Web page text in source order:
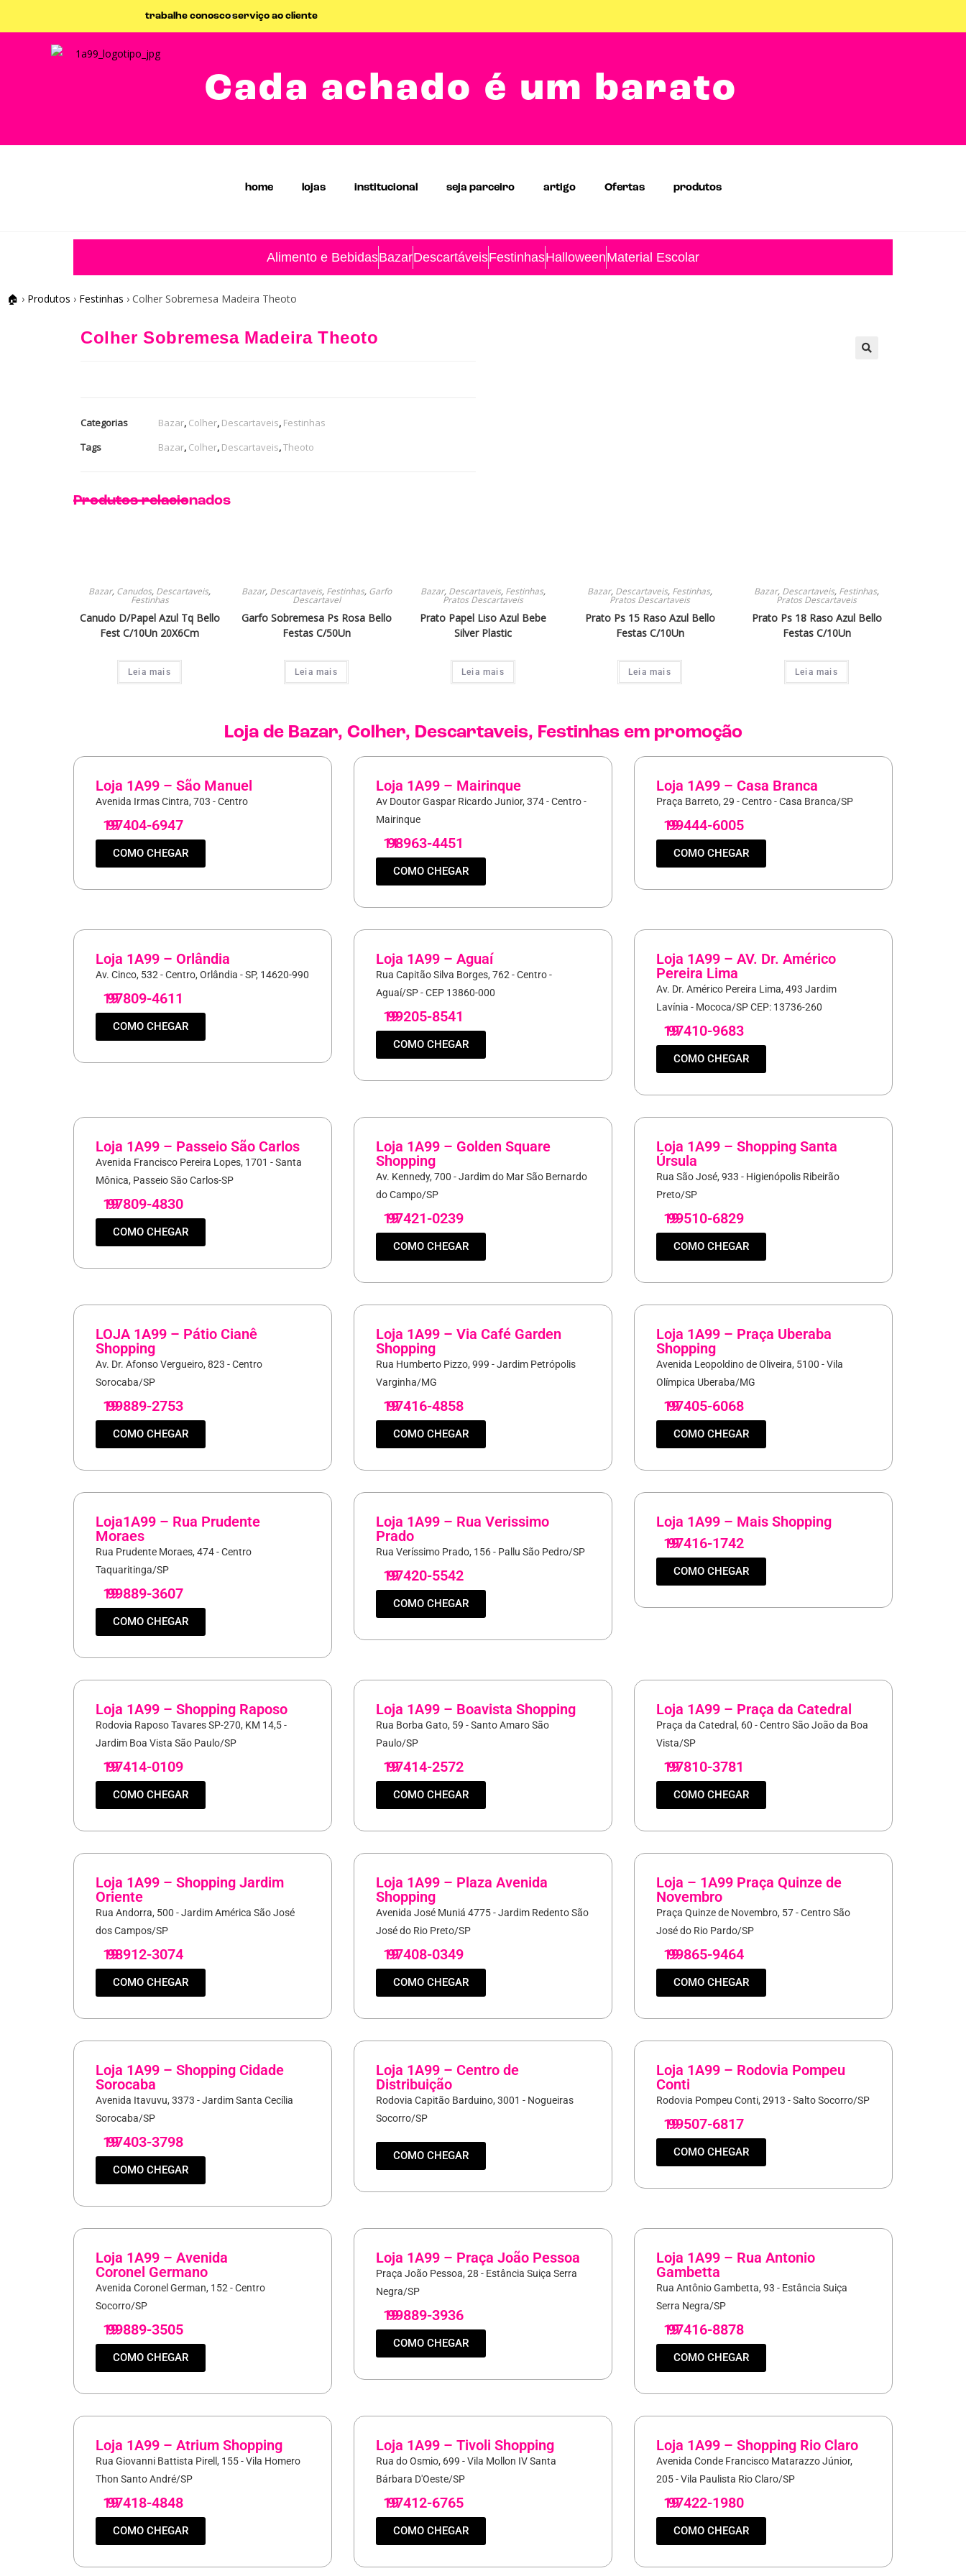
trabalhe conoscoserviço ao cliente
Cada achado é um barato
home lojas institucional seja parceiro artigo Ofertas produtos
Alimento e BebidasBazarDescartáveisFestinhasHalloweenMaterial Escolar
🏠 › Produtos › Festinhas › Colher Sobremesa Madeira Theoto
Colher Sobremesa Madeira Theoto
Categorias Bazar, Colher, Descartaveis, Festinhas
Tags
Bazar, Colher, Descartaveis,Theoto
Produtos relacionados
Bazar, Canudos, Descartaveis,
Festinhas
Canudo D/Papel Azul Tq Bello
Fest C/10Un 20X6Cm
Leia mais
Bazar, Descartaveis, Festinhas, Garfo
Descartavel
Garfo Sobremesa Ps Rosa Bello
Festas C/50Un
Leia mais
Bazar, Descartaveis, Festinhas,
Pratos Descartaveis
Prato Papel Liso Azul Bebe
Silver Plastic
Leia mais
Bazar, Descartaveis, Festinhas,
Pratos Descartaveis
Prato Ps 15 Raso Azul Bello
Festas C/10Un
Leia mais
Bazar, Descartaveis, Festinhas,
Pratos Descartaveis
Prato Ps 18 Raso Azul Bello
Festas C/10Un
Leia mais
Loja de Bazar, Colher, Descartaveis, Festinhasem promoção
Loja 1A99 – São Manuel
Avenida Irmas Cintra, 703 - Centro
19
97404-6947
COMO CHEGAR
Loja 1A99 – Mairinque
Av Doutor Gaspar Ricardo Junior, 374 - Centro -
Mairinque
11
98963-4451
COMO CHEGAR
Loja 1A99 – Casa Branca
Praça Barreto, 29 - Centro - Casa Branca/SP
19
99444-6005
COMO CHEGAR
Loja 1A99 – Orlândia
Av. Cinco, 532 - Centro, Orlândia - SP, 14620-990
19
97809-4611
COMO CHEGAR
Loja 1A99 – Aguaí
Rua Capitão Silva Borges, 762 - Centro -
Aguaí/SP - CEP 13860-000
19
99205-8541
COMO CHEGAR
Loja 1A99 – AV. Dr. Américo
Pereira Lima
Av. Dr. Américo Pereira Lima, 493 Jardim
Lavínia - Mococa/SP CEP: 13736-260
19
97410-9683
COMO CHEGAR
Loja 1A99 – Passeio São Carlos
Avenida Francisco Pereira Lopes, 1701 - Santa
Mônica, Passeio São Carlos-SP
19
97809-4830
COMO CHEGAR
Loja 1A99 – Golden Square
Shopping
Av. Kennedy, 700 - Jardim do Mar São Bernardo
do Campo/SP
19
97421-0239
COMO CHEGAR
Loja 1A99 – Shopping Santa
Úrsula
Rua São José, 933 - Higienópolis Ribeirão
Preto/SP
19
99510-6829
COMO CHEGAR
LOJA 1A99 – Pátio Cianê
Shopping
Av. Dr. Afonso Vergueiro, 823 - Centro
Sorocaba/SP
19
99889-2753
COMO CHEGAR
Loja 1A99 – Via Café Garden
Shopping
Rua Humberto Pizzo, 999 - Jardim Petrópolis
Varginha/MG
19
97416-4858
COMO CHEGAR
Loja 1A99 – Praça Uberaba
Shopping
Avenida Leopoldino de Oliveira, 5100 - Vila
Olímpica Uberaba/MG
19
97405-6068
COMO CHEGAR
Loja1A99 – Rua Prudente
Moraes
Rua Prudente Moraes, 474 - Centro
Taquaritinga/SP
19
99889-3607
COMO CHEGAR
Loja 1A99 – Rua Verissimo
Prado
Rua Veríssimo Prado, 156 - Pallu São Pedro/SP
19
97420-5542
COMO CHEGAR
Loja 1A99 – Mais Shopping
19
97416-1742
COMO CHEGAR
Loja 1A99 – Shopping Raposo
Rodovia Raposo Tavares SP-270, KM 14,5 -
Jardim Boa Vista São Paulo/SP
19
97414-0109
COMO CHEGAR
Loja 1A99 – Boavista Shopping
Rua Borba Gato, 59 - Santo Amaro São
Paulo/SP
19
97414-2572
COMO CHEGAR
Loja 1A99 – Praça da Catedral
Praça da Catedral, 60 - Centro São João da Boa
Vista/SP
19
97810-3781
COMO CHEGAR
Loja 1A99 – Shopping Jardim
Oriente
Rua Andorra, 500 - Jardim América São José
dos Campos/SP
19
98912-3074
COMO CHEGAR
Loja 1A99 – Plaza Avenida
Shopping
Avenida José Muniá 4775 - Jardim Redento São
José do Rio Preto/SP
19
97408-0349
COMO CHEGAR
Loja – 1A99 Praça Quinze de
Novembro
Praça Quinze de Novembro, 57 - Centro São
José do Rio Pardo/SP
19
99865-9464
COMO CHEGAR
Loja 1A99 – Shopping Cidade
Sorocaba
Avenida Itavuvu, 3373 - Jardim Santa Cecília
Sorocaba/SP
19
97403-3798
COMO CHEGAR
Loja 1A99 – Centro de
Distribuição
Rodovia Capitão Barduino, 3001 - Nogueiras
Socorro/SP
COMO CHEGAR
Loja 1A99 – Rodovia Pompeu
Conti
Rodovia Pompeu Conti, 2913 - Salto Socorro/SP
19
99507-6817
COMO CHEGAR
Loja 1A99 – Avenida
Coronel Germano
Avenida Coronel German, 152 - Centro
Socorro/SP
19
99889-3505
COMO CHEGAR
Loja 1A99 – Praça João Pessoa
Praça João Pessoa, 28 - Estância Suiça Serra
Negra/SP
19
99889-3936
COMO CHEGAR
Loja 1A99 – Rua Antonio
Gambetta
Rua Antônio Gambetta, 93 - Estância Suiça
Serra Negra/SP
19
97416-8878
COMO CHEGAR
Loja 1A99 – Atrium Shopping
Rua Giovanni Battista Pirell, 155 - Vila Homero
Thon Santo André/SP
19
97418-4848
COMO CHEGAR
Loja 1A99 – Tivoli Shopping
Rua do Osmio, 699 - Vila Mollon IV Santa
Bárbara D'Oeste/SP
19
97412-6765
COMO CHEGAR
Loja 1A99 – Shopping Rio Claro
Avenida Conde Francisco Matarazzo Júnior,
205 - Vila Paulista Rio Claro/SP
19
97422-1980
COMO CHEGAR